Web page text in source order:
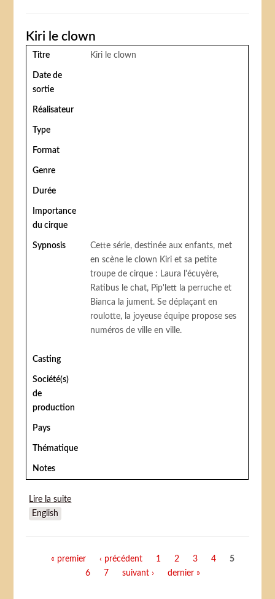
Kiri le clown
Titre Kiri le clown
Date de
sortie
Réalisateur
Type
Format
Genre
Durée
Importance
du cirque
Sypnosis
Cette série, destinée aux enfants, met
en scène le clown Kiri et sa petite
troupe de cirque : Laura l'écuyère,
Ratibus le chat, Pip'lett la perruche et
Bianca la jument. Se déplaçant en
roulotte, la joyeuse équipe propose ses
numéros de ville en ville.
Casting
Société(s)
de
production
Pays
Thématique
Notes
Lire la suite
English
Pages« premier ‹ précédent 1 2 3 4
5
6
7 suivant › dernier »